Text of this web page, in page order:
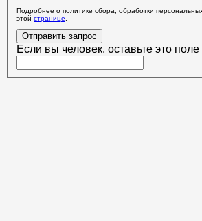
Подробнее о политике сбора, обработки
этой странице
Отправить запрос
Если вы человек, оставьте это